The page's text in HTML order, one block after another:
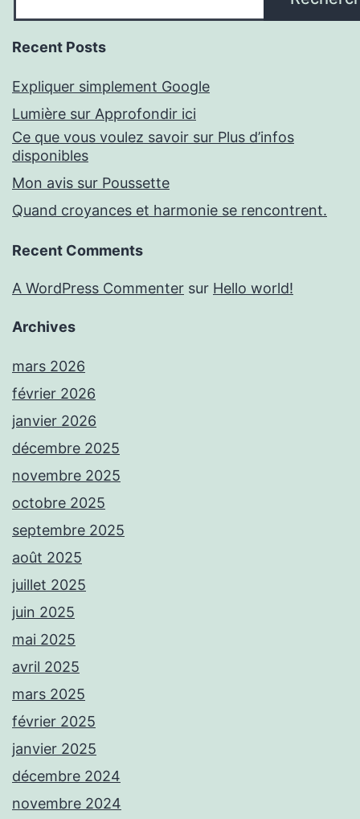
Recent Posts
Expliquer simplement Google
Lumière sur Approfondir ici
Ce que vous voulez savoir sur Plus d’infos
disponibles
Mon avis sur Poussette
Quand croyances et harmonie se rencontrent.
Recent Comments
A WordPress Commenter sur Hello world!
Archives
mars 2026
février 2026
janvier 2026
décembre 2025
novembre 2025
octobre 2025
septembre 2025
août 2025
juillet 2025
juin 2025
mai 2025
avril 2025
mars 2025
février 2025
janvier 2025
décembre 2024
novembre 2024